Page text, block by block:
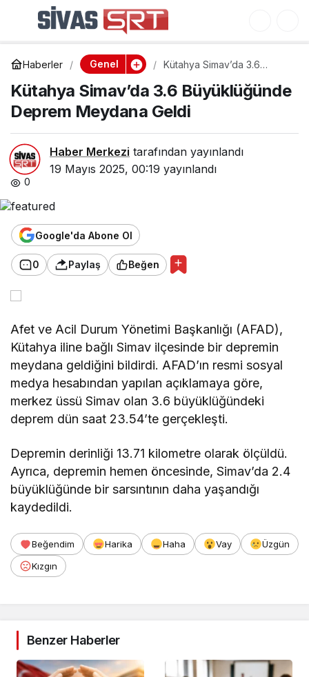
Haberler Genel
Kütahya Simav’da 3.6
Meydana Geldi
Kütahya Simav’da 3.6 Büyüklüğünde
Deprem Meydana Geldi
Haber Merkezi tarafından yayınlandı
19 Mayıs 2025, 00:19 yayınlandı
0
Google'da Abone Ol
0 Paylaş Beğen
Afet ve Acil Durum Yönetimi Başkanlığı (AFAD),
Kütahya iline bağlı Simav ilçesinde bir depremin
meydana geldiğini bildirdi. AFAD’ın resmi sosyal
medya hesabından yapılan açıklamaya göre,
merkez üssü Simav olan 3.6 büyüklüğündeki
deprem dün saat 23.54’te gerçekleşti.
Depremin derinliği 13.71 kilometre olarak ölçüldü.
Ayrıca, depremin hemen öncesinde, Simav’da 2.4
büyüklüğünde bir sarsıntının daha yaşandığı
kaydedildi.
Beğendim Harika Haha Vay
Üzgün
Kızgın
Benzer Haberler
Veysel Tipioğlu’ndan